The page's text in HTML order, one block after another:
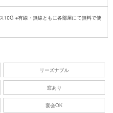
10G ※有線・無線ともに各部屋にて無料で使
リーズナブル
窓あり
宴会OK